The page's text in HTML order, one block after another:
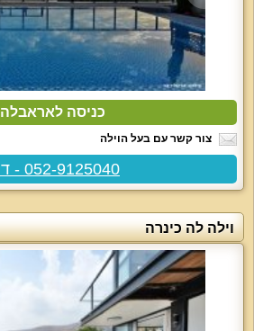
כניסה לאראבלה
צור קשר עם בעל הוילה
052-9125040 - דנה
וילה לה כינרה